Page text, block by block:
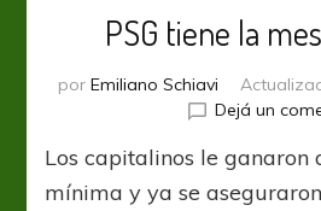
PSG tiene la
por Emiliano Schiavi
Dejá un
Los capitalinos le ganaron
mínima y ya se